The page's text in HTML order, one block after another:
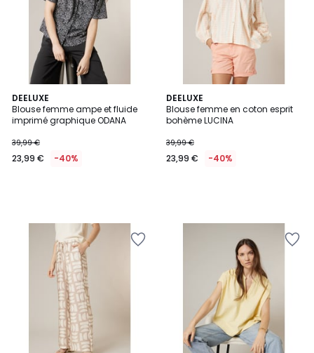
DEELUXE
Blouse femme ampe et fluide
imprimé graphique ODANA
39,99 €
23,99 € -40%
DEELUXE
Blouse femme en coton esprit
bohème LUCINA
39,99 €
23,99 € -40%